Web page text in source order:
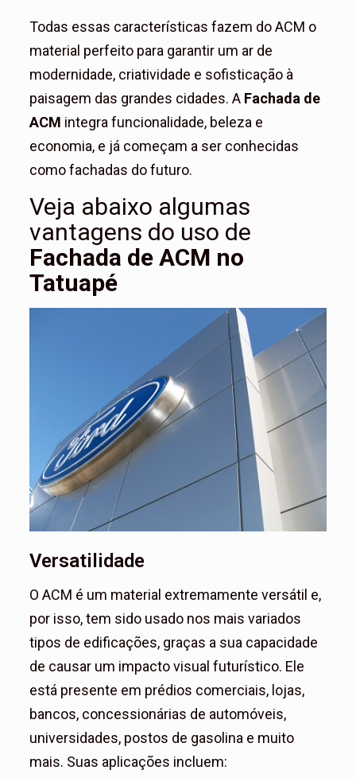
Todas essas características fazem do ACM o
material perfeito para garantir um ar de
modernidade, criatividade e sofisticação à
paisagem das grandes cidades. A Fachada de
ACM integra funcionalidade, beleza e
economia, e já começam a ser conhecidas
como fachadas do futuro.
Veja abaixo algumas
vantagens do uso de
Fachada de ACM no
Tatuapé
Versatilidade
O ACM é um material extremamente versátil e,
por isso, tem sido usado nos mais variados
tipos de edificações, graças a sua capacidade
de causar um impacto visual futurístico. Ele
está presente em prédios comerciais, lojas,
bancos, concessionárias de automóveis,
universidades, postos de gasolina e muito
mais. Suas aplicações incluem: